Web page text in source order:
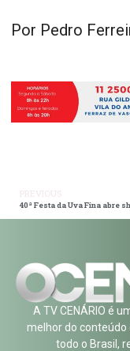
Por Pedro
A TV CENÁRIO é
melhor do conteúdo
todo o Brasil,